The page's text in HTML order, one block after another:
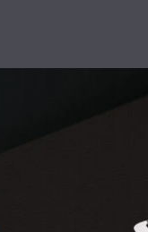
21 CLADDINGS